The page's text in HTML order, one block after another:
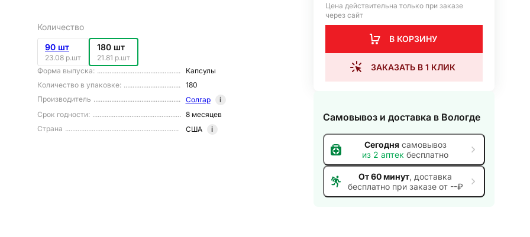
Количество
90 шт
23.08 р.шт
180 шт
21.81 р.шт
Форма выпуска:
Капсулы
Количество в упаковке:
180
Производитель
Солгар
i
Срок годности:
8 месяцев
Страна
США i
Цена действительна только при заказе
через сайт
В КОРЗИНУ
ЗАКАЗАТЬ В 1 КЛИК
Самовывоз и доставка в Вологде
Сегоднясамовывоз
из 2 аптек бесплатно
От 60 минут, доставка
бесплатно при заказе от --₽